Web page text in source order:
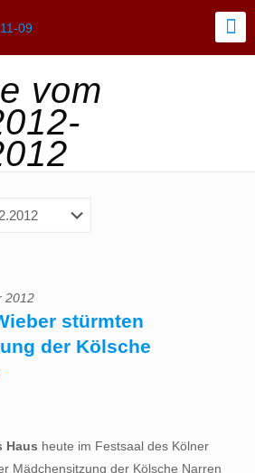
vom
2012
stürmten
der Kölsche
Haus heute im Festsaal des Kölner
Mädchensitzung der Kölsche Narren